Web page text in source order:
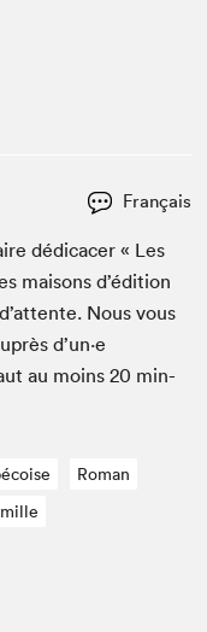
Français
dédi­cac­er « Les
maisons d’édi­tion
Nous vous
d’un·e
au moins20 min­
Roman